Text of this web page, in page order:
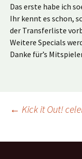
Das erste habe ich
Ihr kennt es schon,
der Transferliste
Weitere Specials
Danke für’s
← Kick it Out!